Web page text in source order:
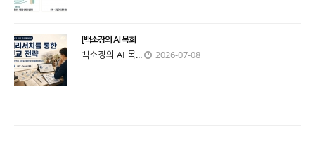
[백소장의 AI 목회
백소장의 AI 목... 2026-07-08